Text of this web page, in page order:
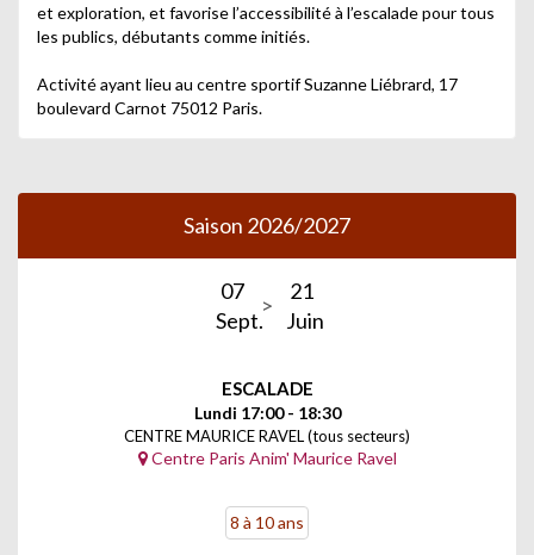
et exploration, et favorise l’accessibilité à l’escalade pour tous
les publics, débutants comme initiés.
Activité ayant lieu au centre sportif Suzanne Liébrard, 17
boulevard Carnot 75012 Paris.
Saison 2026/2027
07
Sept.
21
Juin
ESCALADE
Lundi 17:00 - 18:30
CENTRE MAURICE RAVEL (tous secteurs)
Centre Paris Anim' Maurice Ravel
8 à 10 ans